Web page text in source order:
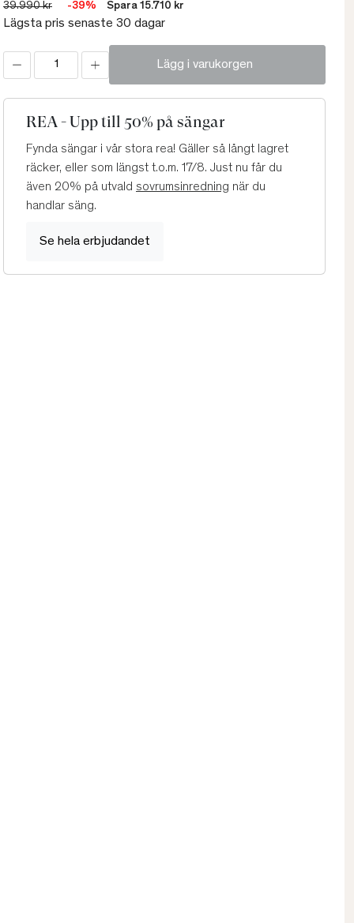
39.990 kr -39% Spara 15.710 kr
Lägsta pris senaste 30 dagar
Lägg i varukorgen
REA - Upp till 50% på sängar
Fynda sängar i vår stora rea! Gäller så långt lagret
räcker, eller som längst t.o.m. 17/8. Just nu får du
även 20% på utvald sovrumsinredning när du
handlar säng.
Se hela erbjudandet